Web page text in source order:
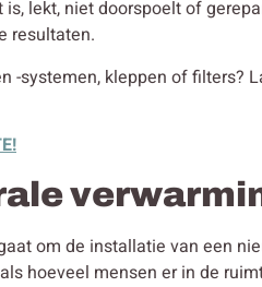
lekt, niet doorspoelt of
resultaten.
-systemen, kleppen of
om de installatie van een
hoeveel mensen er in de